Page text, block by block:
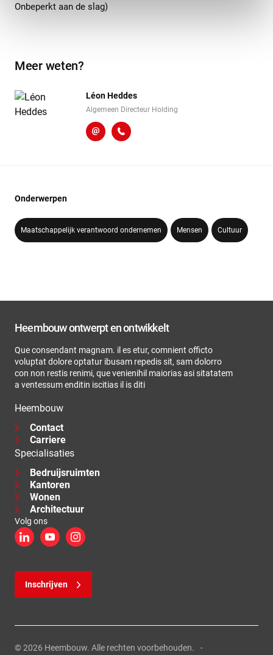
Onbeperkt aan de slag)
Meer weten?
Léon Heddes
Algemeen Directeur Holding
l.heddes@heembouw.nl
071 - 332 00 50
Onderwerpen
Maatschappelijk verantwoord ondernemen Mensen Cultuur
Heembouw ontwerpt en ontwikkelt
Que consendant magnam. il es etur, comnient officto
voluptat dolore optatur ibusam repedis sit, sam dolorro
con non restis renimi, que venienihil maiorias asi sitatatem
a ventessum enditin iscitias il is diti
Heembouw
Contact
Carriere
Specialisaties
Bedruijsruimten
Kantoren
Wonen
Architectuur
Volg ons
LinkedInYouTubeInstagram
Inschrijven
© 2026 Heembouw. Alle rechten voorbehouden.